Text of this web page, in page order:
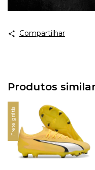
Compartilhar
Produtos
Frete grátis